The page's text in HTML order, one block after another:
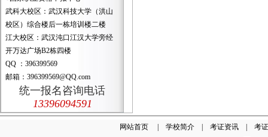
武科大校区：武汉科技大学（洪山
校区）综合楼后一栋培训楼二楼
江大校区：武汉沌口江汉大学旁经
开万达广场B2栋四楼
QQ ：396399569
邮箱：396399569@QQ.com
统一报名咨询电话
13396094591
网站首页| 学校简介| 考证资讯| 考